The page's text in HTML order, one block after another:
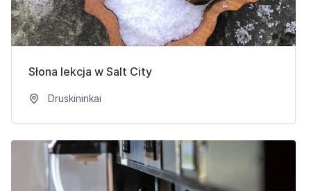
Słona lekcja w Salt City
Druskininkai